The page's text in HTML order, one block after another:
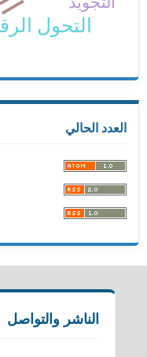
التحول
العدد الحالي
الناشر والتواصل